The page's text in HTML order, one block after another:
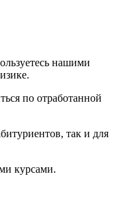
нашими
по отработанной
так и для
курсами.